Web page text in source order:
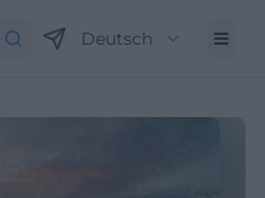
Deutsch